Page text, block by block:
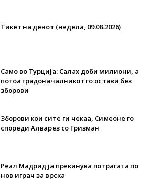
Тикет на денот (недела, 09.08.2026)
Само во Турција: Салах доби милиони, а
потоа градоначалникот го остави без
зборови
Зборови кои сите ги чекаа, Симеоне го
спореди Алварез со Гризман
Реал Мадрид ја прекинува потрагата по
нов играч за врска